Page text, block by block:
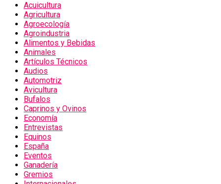
Acuicultura
Agricultura
Agroecología
Agroindustria
Alimentos y Bebidas
Animales
Artículos Técnicos
Audios
Automotriz
Avicultura
Bufalos
Caprinos y Ovinos
Economía
Entrevistas
Equinos
España
Eventos
Ganadería
Gremios